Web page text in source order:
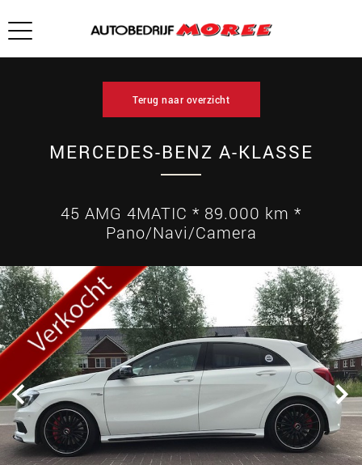
Terug naar overzicht
MERCEDES-BENZ A-KLASSE
45 AMG 4MATIC * 89.000 km *
Pano/Navi/Camera